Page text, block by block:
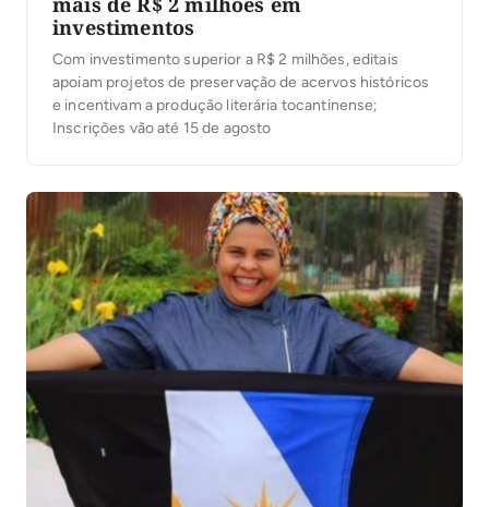
investimentos
Com investimento superior a R$ 2 milhões, editais
apoiam projetos de preservação de acervos históricos
e incentivam a produção literária tocantinense;
Inscrições vão até 15 de agosto